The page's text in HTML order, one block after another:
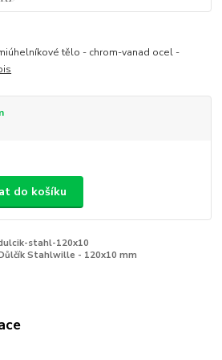
tělo - chrom-vanad ocel -
do košíku
stahl-120x10
Stahlwille - 120x10 mm